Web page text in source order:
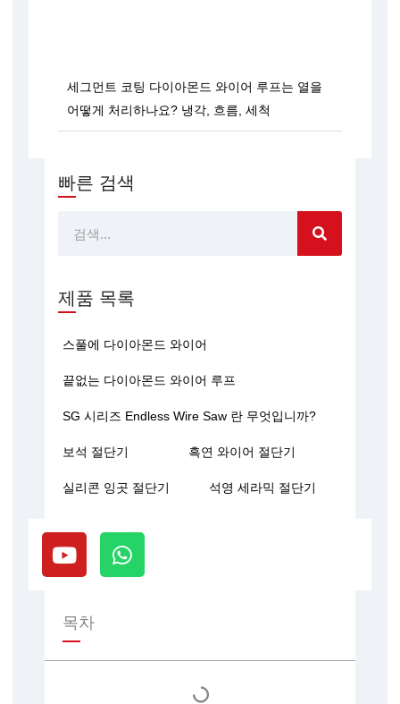
세그먼트 코팅 다이아몬드 와이어 루프는 열을
어떻게 처리하나요? 냉각, 흐름, 세척
빠른 검색
제품 목록
스풀에 다이아몬드 와이어
끝없는 다이아몬드 와이어 루프
SG 시리즈 Endless Wire Saw 란 무엇입니까?
보석 절단기 흑연 와이어 절단기
실리콘 잉곳 절단기 석영 세라믹 절단기
유
튜
브
W
h
a
p
목차